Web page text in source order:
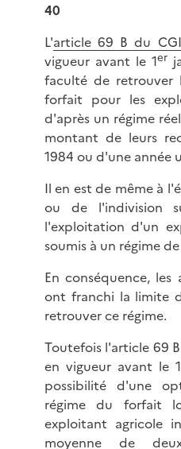
40
L'article 69 B du CGI
vigueur avant le 1er
faculté de retrouver
forfait pour les
d'après un régime
montant de leurs
1984 ou d'une année
Il en est de même à
ou de l'indivision
l'exploitation d'un
soumis à un régime
En conséquence,
ont franchi la limite
retrouver ce régime.
Toutefois l'article 69
en vigueur avant le 1
possibilité d'une
régime du forfait
exploitant agricole
moyenne de